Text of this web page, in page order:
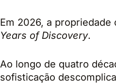
Em 2026, a
Years of Discovery.
Ao longo de quatro
sofisticação